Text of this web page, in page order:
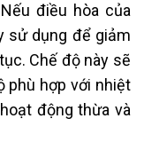
điều hòa của
sử dụng để giảm
Chế độ này sẽ
phù hợp với nhiệt
động thừa và